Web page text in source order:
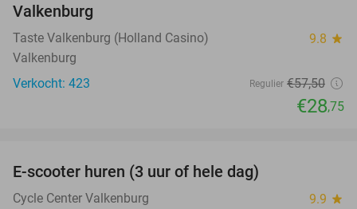
Valkenburg
Taste Valkenburg (Holland Casino) 9.8 star
Valkenburg
Verkocht: 423
Regulier €57,50
€28,75
E-scooter huren (3 uur of hele dag)
Cycle Center Valkenburg 9.9 star